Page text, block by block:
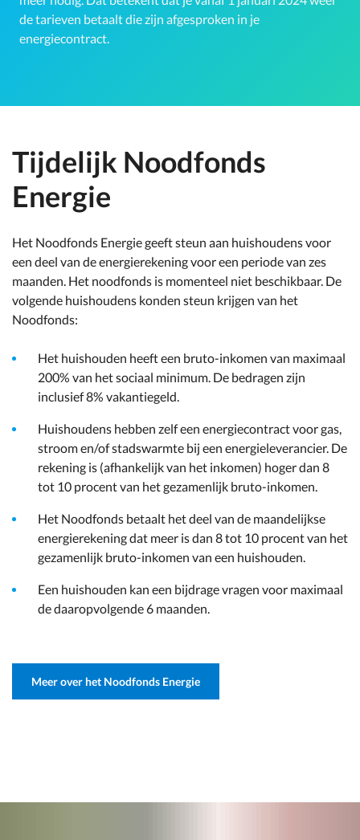
de tarieven betaalt die zijn afgesproken in je
energiecontract.
Tijdelijk Noodfonds
Energie
Het Noodfonds Energie geeft steun aan huishoudens voor
een deel van de energierekening voor een periode van zes
maanden. Het noodfonds is momenteel niet beschikbaar. De
volgende huishoudens konden steun krijgen van het
Noodfonds:
Het huishouden heeft een bruto-inkomen van maximaal
200% van het sociaal minimum. De bedragen zijn
inclusief 8% vakantiegeld.
Huishoudens hebben zelf een energiecontract voor gas,
stroom en/of stadswarmte bij een energieleverancier. De
rekening is (afhankelijk van het inkomen) hoger dan 8
tot 10 procent van het gezamenlijk bruto-inkomen.
Het Noodfonds betaalt het deel van de maandelijkse
energierekening dat meer is dan 8 tot 10 procent van het
gezamenlijk bruto-inkomen van een huishouden.
Een huishouden kan een bijdrage vragen voor maximaal
de daaropvolgende 6 maanden.
Meer over het Noodfonds Energie